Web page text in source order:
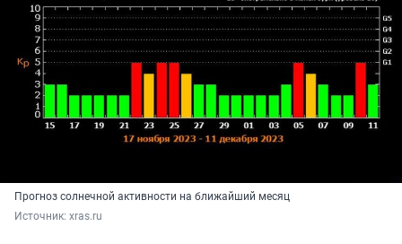
Прогноз солнечной активности на ближайший месяц
Источник: xras.ru